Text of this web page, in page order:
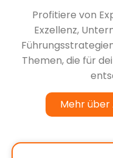
Profitiere von
Exzellenz,
Themen, die für
Mehr über